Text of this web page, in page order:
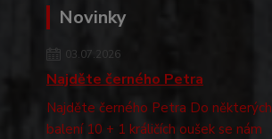
Novinky
03.07.2026
Najděte černého Petra
Najděte černého Petra Do některých
balení 10 + 1 králičích oušek se nám